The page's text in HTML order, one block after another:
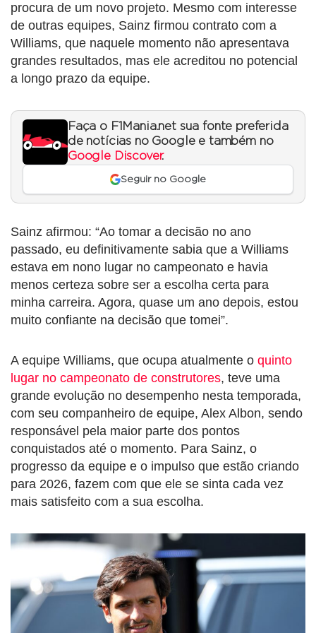
procura de um novo projeto. Mesmo com interesse
de outras equipes, Sainz firmou contrato com a
Williams, que naquele momento não apresentava
grandes resultados, mas ele acreditou no potencial
a longo prazo da equipe.
Faça o F1Mania.net sua fonte preferida
de notícias no Google e também no
Google Discover.
Seguir no Google
Sainz afirmou: “Ao tomar a decisão no ano
passado, eu definitivamente sabia que a Williams
estava em nono lugar no campeonato e havia
menos certeza sobre ser a escolha certa para
minha carreira. Agora, quase um ano depois, estou
muito confiante na decisão que tomei”.
A equipe Williams, que ocupa atualmente o quinto
lugar no campeonato de construtores, teve uma
grande evolução no desempenho nesta temporada,
com seu companheiro de equipe, Alex Albon, sendo
responsável pela maior parte dos pontos
conquistados até o momento. Para Sainz, o
progresso da equipe e o impulso que estão criando
para 2026, fazem com que ele se sinta cada vez
mais satisfeito com a sua escolha.